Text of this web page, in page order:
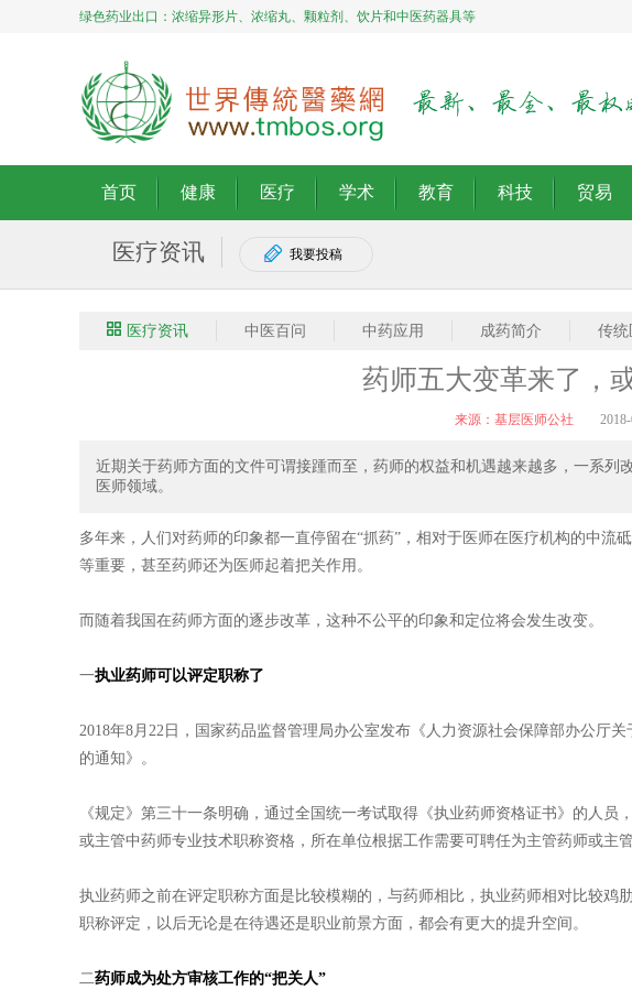
绿色药业出口：浓缩异形片、浓缩丸、颗粒剂、饮片和中医药器具等
首页 健康 医疗 学术 教育 科技 贸易
医疗资讯 我要投稿
医疗资讯 中医百问 中药应用 成药简介 传统
药师五大变革来了，
来源：基层医师公社
近期关于药师方面的文件可谓接踵而至，药师的权益和机遇越来越多，一系
医师领域。
多年来，人们对药师的印象都一直停留在“抓药”，相对于医师在医疗机构的中
等重要，甚至药师还为医师起着把关作用。
而随着我国在药师方面的逐步改革，这种不公平的印象和定位将会发生改变。
一执业药师可以评定职称了
2018年8月22日，国家药品监督管理局办公室发布《人力资源社会保障部办公厅
的通知》。
《规定》第三十一条明确，通过全国统一考试取得《执业药师资格证书》的人
或主管中药师专业技术职称资格，所在单位根据工作需要可聘任为主管药师或主
执业药师之前在评定职称方面是比较模糊的，与药师相比，执业药师相对比较
职称评定，以后无论是在待遇还是职业前景方面，都会有更大的提升空间。
二药师成为处方审核工作的“把关人”